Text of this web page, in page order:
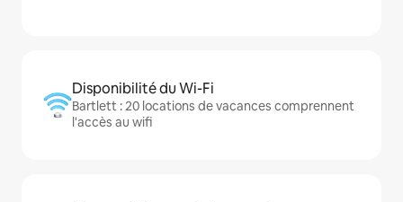
Disponibilité du Wi-Fi
Bartlett : 20 locations de vacances comprennent
l'accès au wifi